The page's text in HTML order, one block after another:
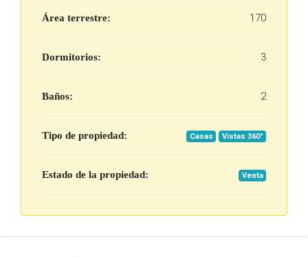
Área terrestre: 170
Dormitorios: 3
Baños: 2
Tipo de propiedad: Casas Vistas 360°
Estado de la propiedad: Venta